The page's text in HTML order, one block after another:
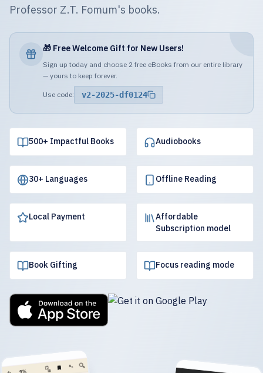
Professor Z.T. Fomum's books.
🎁 Free Welcome Gift for New Users!
Sign up today and choose 2 free eBooks from our entire library
— yours to keep forever.
Use code: v2-2025-df0124
500+ Impactful Books Audiobooks
30+ Languages Offline Reading
Local Payment
Affordable
Subscription model
Book Gifting Focus reading mode